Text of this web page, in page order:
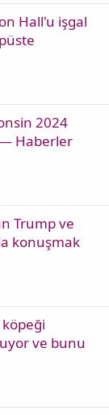
Hall'u işgal
2024
— Haberler
Trump ve
konuşmak
ve bunu